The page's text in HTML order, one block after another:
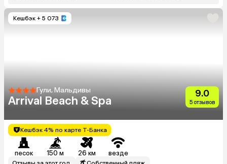
Кешбэк + 5 073
Гули, Мальдивы
Arrival Beach & Spa
9.0
5 отзывов
Кешбэк 4% по карте Т-Банка
песок 150 м 26 км везде